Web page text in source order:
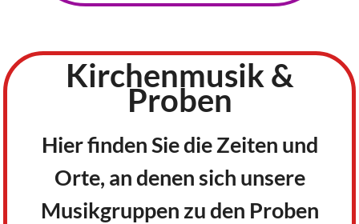
Kirchenmusik &
Proben
Hier finden Sie die Zeiten und
Orte, an denen sich unsere
Musikgruppen zu den Proben